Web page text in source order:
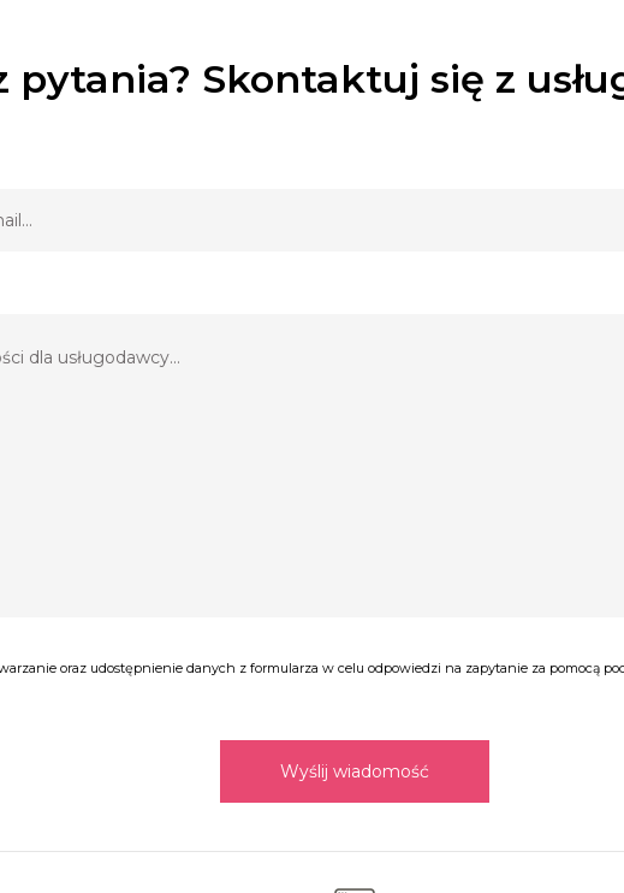
prywatności 50zł
pytania? Skontaktuj się z
oraz udostępnienie danych z formularza w celu odpowiedzi na zapytanie za pomocą
Wyślij wiadomość